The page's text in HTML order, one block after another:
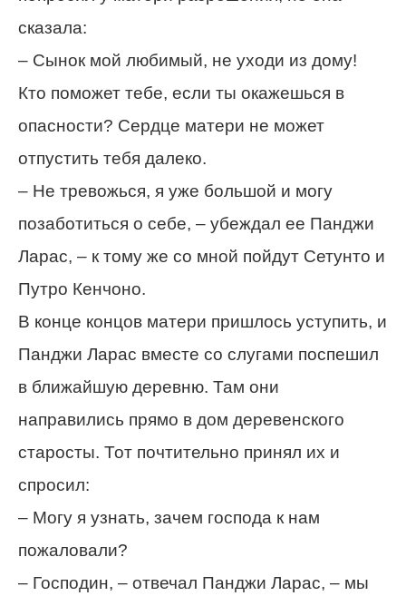
сказала:
– Сынок мой любимый, не уходи из дому!
Кто поможет тебе, если ты окажешься в
опасности? Сердце матери не может
отпустить тебя далеко.
– Не тревожься, я уже большой и могу
позаботиться о себе, – убеждал ее Панджи
Ларас, – к тому же со мной пойдут Сетунто и
Путро Кенчоно.
В конце концов матери пришлось уступить, и
Панджи Ларас вместе со слугами поспешил
в ближайшую деревню. Там они
направились прямо в дом деревенского
старосты. Тот почтительно принял их и
спросил:
– Могу я узнать, зачем господа к нам
пожаловали?
– Господин, – отвечал Панджи Ларас, – мы